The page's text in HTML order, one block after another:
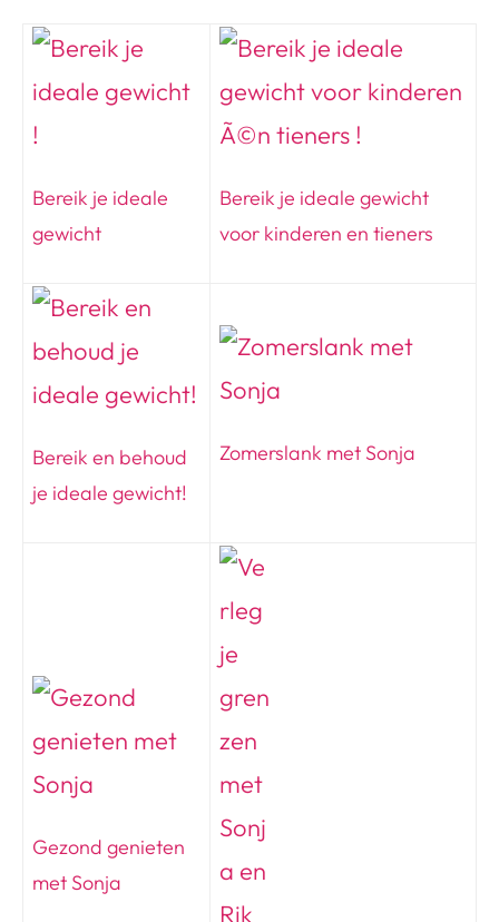
Bereik je ideale
gewicht
Bereik je ideale gewicht
voor kinderen en tieners
Bereik en behoud
je ideale gewicht!
Zomerslank met Sonja
Gezond genieten
met Sonja